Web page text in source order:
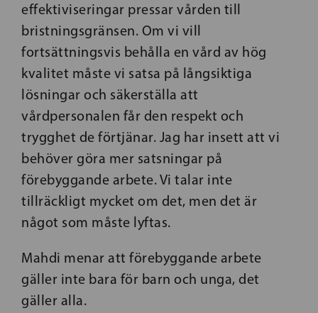
effektiviseringar pressar vården till
bristningsgränsen. Om vi vill
fortsättningsvis behålla en vård av hög
kvalitet måste vi satsa på långsiktiga
lösningar och säkerställa att
vårdpersonalen får den respekt och
trygghet de förtjänar. Jag har insett att vi
behöver göra mer satsningar på
förebyggande arbete. Vi talar inte
tillräckligt mycket om det, men det är
något som måste lyftas.
Mahdi menar att förebyggande arbete
gäller inte bara för barn och unga, det
gäller alla.